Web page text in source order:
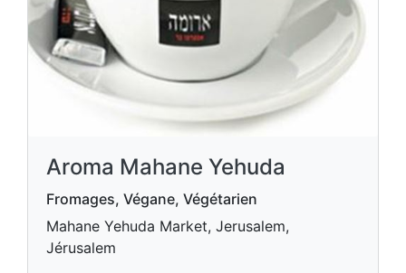
Aroma Mahane Yehuda
Fromages, Végane, Végétarien
Mahane Yehuda Market, Jerusalem,
Jérusalem